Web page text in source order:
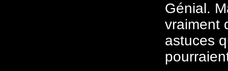
Génial.
vraiment
astuces